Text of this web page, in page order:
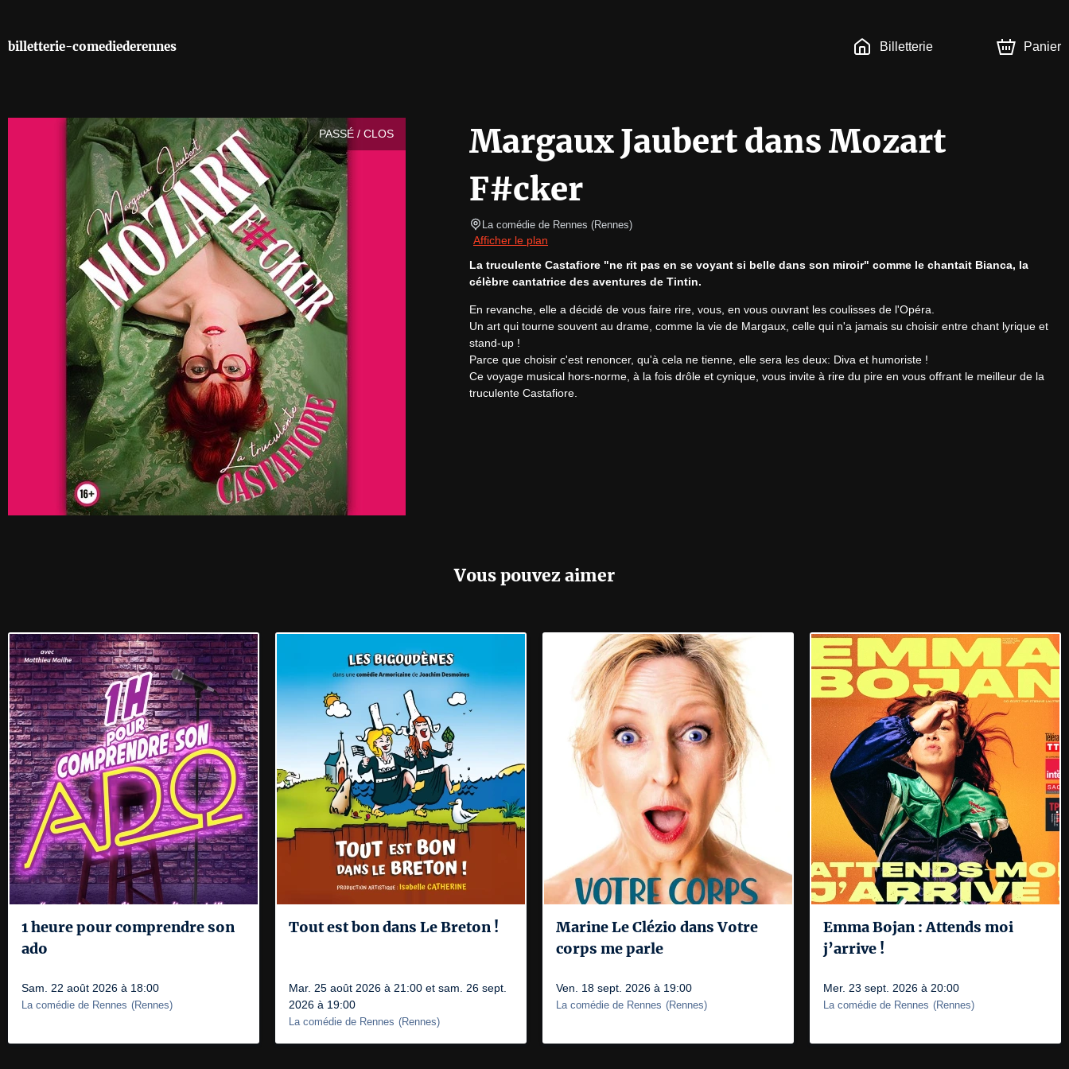
billetterie-comediederennes Billetterie Panier
PASSÉ / CLOS
Margaux Jaubert dans Mozart
F#cker
La comédie de Rennes (Rennes)
Afficher le plan
La truculente Castafiore "ne rit pas en se voyant si belle dans son miroir" comme le chantait Bianca, la
célèbre cantatrice des aventures de Tintin.
En revanche, elle a décidé de vous faire rire, vous, en vous ouvrant les coulisses de l'Opéra.
Un art qui tourne souvent au drame, comme la vie de Margaux, celle qui n'a jamais su choisir entre chant lyrique et
stand-up !
Parce que choisir c'est renoncer, qu'à cela ne tienne, elle sera les deux: Diva et humoriste !
Ce voyage musical hors-norme, à la fois drôle et cynique, vous invite à rire du pire en vous offrant le meilleur de la
truculente Castafiore.
Vous pouvez aimer
1 heure pour comprendre son
ado
Sam. 22 août 2026 à 18:00
La comédie de Rennes (Rennes)
Tout est bon dans Le Breton !
Mar. 25 août 2026 à 21:00 et sam. 26 sept.
2026 à 19:00
La comédie de Rennes (Rennes)
Marine Le Clézio dans Votre
corps me parle
Ven. 18 sept. 2026 à 19:00
La comédie de Rennes (Rennes)
Emma Bojan : Attends moi
j’arrive !
Mer. 23 sept. 2026 à 20:00
La comédie de Rennes (Rennes)